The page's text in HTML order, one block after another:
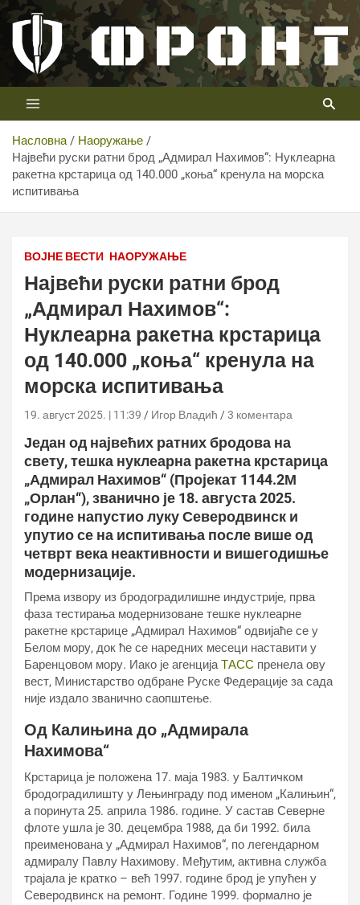
Скип
цонтент
Телевизија ФРОНТ
Први војни канал у Србији
Насловна
Наоружање
Највећи руски ратни брод „Адмирал Нахимов“: Нуклеарна
ракетна крстарица од 140.000 „коња“ кренула на морска
испитивања
ВОЈНЕ ВЕСТИ НАОРУЖАЊЕ
Највећи руски ратни брод
„Адмирал Нахимов“:
Нуклеарна ракетна крстарица
од 140.000 „коња“ кренула на
морска испитивања
19. август 2025. | 11:39 Игор Владић 3 коментара
Један од највећих ратних бродова на
свету, тешка нуклеарна ракетна крстарица
„Адмирал Нахимов“ (Пројекат 1144.2М
„Орлан“), званично је 18. августа 2025.
године напустио луку Северодвинск и
упутио се на испитивања после више од
четврт века неактивности и вишегодишње
модернизације.
Према извору из бродоградилишне индустрије, прва
фаза тестирања модернизоване тешке нуклеарне
ракетне крстарице „Адмирал Нахимов“ одвијаће се у
Белом мору, док ће се наредних месеци наставити у
Баренцовом мору. Иако је агенцијаТАСС пренела ову
вест, Министарство одбране Руске Федерације за сада
није издало званично саопштење.
Од Калињина до „Адмирала
Нахимова“
Крстарица је положена 17. маја 1983. у Балтичком
бродоградилишту у Лењинграду под именом „Калињин“,
а поринута 25. априла 1986. године. У састав Северне
флоте ушла је 30. децембра 1988, да би 1992. била
преименована у „Адмирал Нахимов“, по легендарном
адмиралу Павлу Нахимову. Међутим, активна служба
трајала је кратко – већ 1997. године брод је упућен у
Северодвинск на ремонт. Године 1999. формално је